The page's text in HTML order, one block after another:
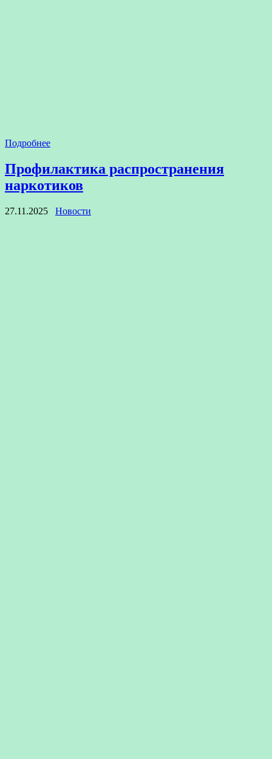
Подробнее
Профилактика распространения
наркотиков
27.11.2025 Новости